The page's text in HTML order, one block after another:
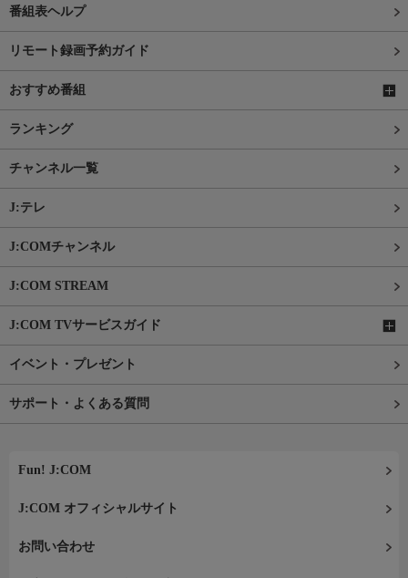
番組表ヘルプ
リモート録画予約ガイド
おすすめ番組
ランキング
チャンネル一覧
J:テレ
J:COMチャンネル
J:COM STREAM
J:COM TVサービスガイド
イベント・プレゼント
サポート・よくある質問
Fun! J:COM
J:COM オフィシャルサイト
お問い合わせ